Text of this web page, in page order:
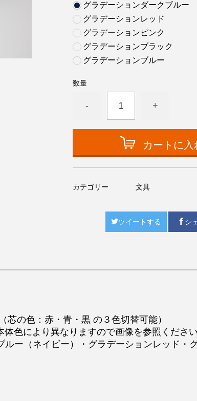
グラデーションダークブルー
グラデーションレッド
グラデーションピンク
グラデーションブラック
グラデーションブルー
数量
- +
カートに入
カテゴリー 文具
ツイートする シ
芯の色：赤・青・黒 の３色切替可能）
体色により異なりますので画像を参照ください
ルー（ネイビー）・グラデーションレッド・